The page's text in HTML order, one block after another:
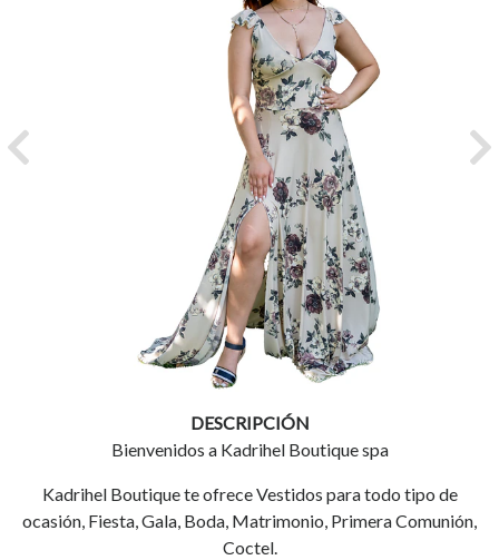
Previous
DESCRIPCIÓN
Bienvenidos a Kadrihel Boutique spa
Kadrihel Boutique te ofrece Vestidos para todo tipo de
ocasión, Fiesta, Gala, Boda, Matrimonio, Primera Comunión,
Coctel.